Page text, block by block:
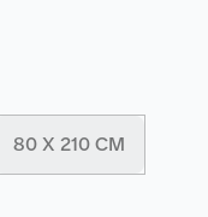
80 X 210 CM